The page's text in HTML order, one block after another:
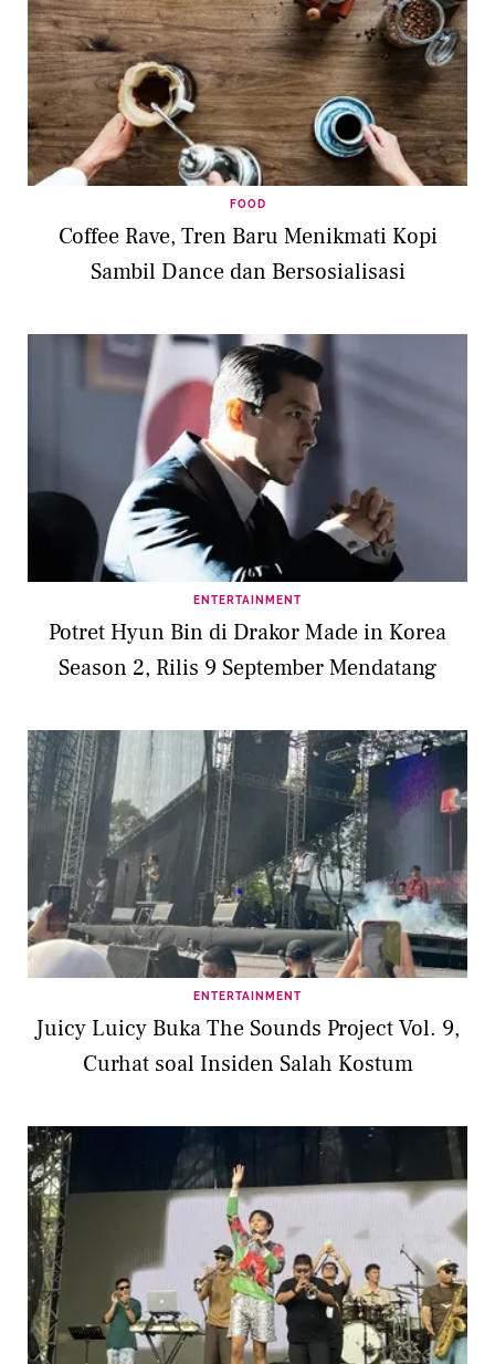
FOOD
Coffee Rave, Tren Baru Menikmati Kopi
Sambil Dance dan Bersosialisasi
ENTERTAINMENT
Potret Hyun Bin di Drakor Made in Korea
Season 2, Rilis 9 September Mendatang
ENTERTAINMENT
Juicy Luicy Buka The Sounds Project Vol. 9,
Curhat soal Insiden Salah Kostum